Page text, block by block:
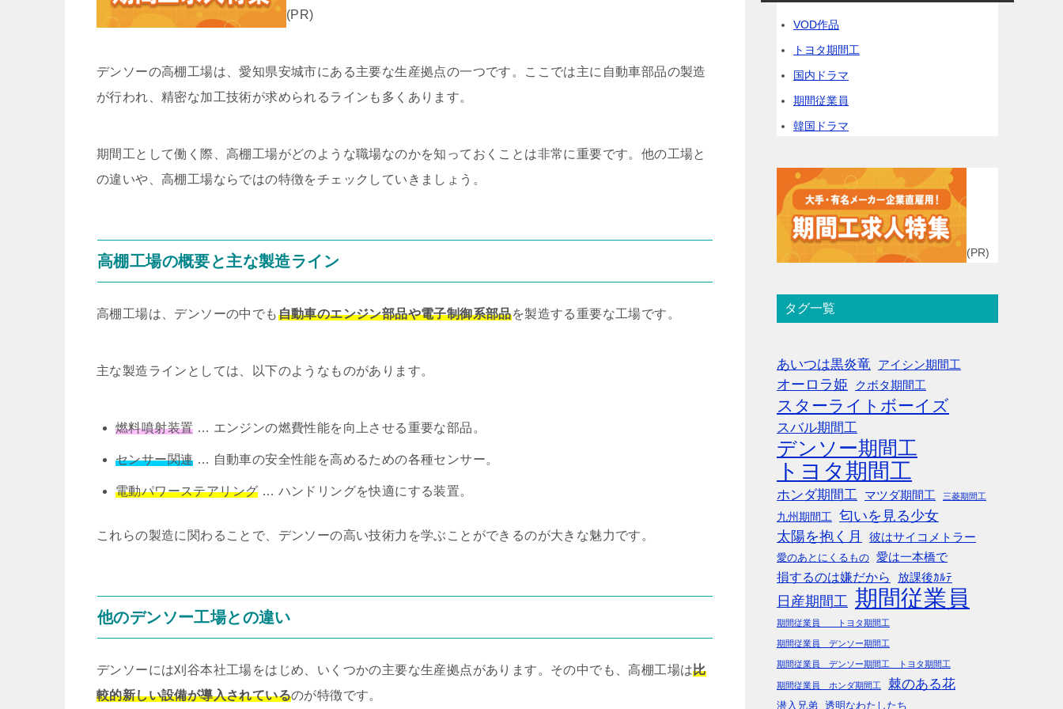
(PR)
デンソーの高棚工場は、愛知県安城市にある主要な生産拠点の一つです。ここでは主に自動車部品の製造
が行われ、精密な加工技術が求められるラインも多くあります。
期間工として働く際、高棚工場がどのような職場なのかを知っておくことは非常に重要です。他の工場と
の違いや、高棚工場ならではの特徴をチェックしていきましょう。
高棚工場の概要と主な製造ライン
高棚工場は、デンソーの中でも自動車のエンジン部品や電子制御系部品を製造する重要な工場です。
主な製造ラインとしては、以下のようなものがあります。
燃料噴射装置 … エンジンの燃費性能を向上させる重要な部品。
センサー関連 … 自動車の安全性能を高めるための各種センサー。
電動パワーステアリング … ハンドリングを快適にする装置。
これらの製造に関わることで、デンソーの高い技術力を学ぶことができるのが大きな魅力です。
他のデンソー工場との違い
デンソーには刈谷本社工場をはじめ、いくつかの主要な生産拠点があります。その中でも、高棚工場は比
較的新しい設備が導入されているのが特徴です。
VOD作品
トヨタ期間工
国内ドラマ
期間従業員
韓国ドラマ
(PR)
タグ一覧
あいつは黒炎竜 アイシン期間工
オーロラ姫 クボタ期間工
スターライトボーイズ
スバル期間工
デンソー期間工
トヨタ期間工
ホンダ期間工 マツダ期間工 三菱期間工
九州期間工
匂いを見る少女
太陽を抱く月
彼はサイコメトラー
愛のあとにくるもの 愛は一本橋で
損するのは嫌だから 放課後ｶﾙﾃ
日産期間工 期間従業員
期間従業員 トヨタ期間工
期間従業員 デンソー期間工
期間従業員 デンソー期間工 トヨタ期間工
期間従業員 ホンダ期間工 棘のある花
潜入兄弟 透明なわたしたち